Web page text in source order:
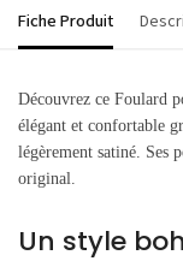
Fiche Produit
Découvrez ce Foulard
élégant et confortable
légèrement satiné. Ses
original.
Un style